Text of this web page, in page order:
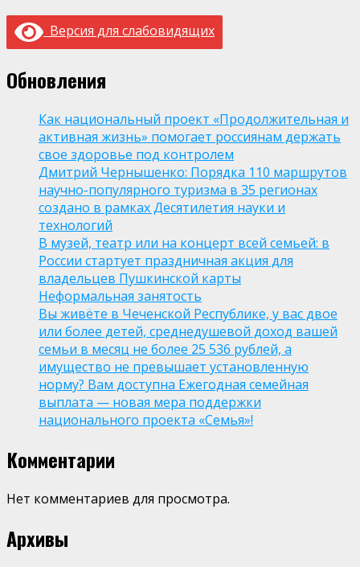
Версия для слабовидящих
Обновления
Как национальный проект «Продолжительная и
активная жизнь» помогает россиянам держать
свое здоровье под контролем
Дмитрий Чернышенко: Порядка 110 маршрутов
научно-популярного туризма в 35 регионах
создано в рамках Десятилетия науки и
технологий
В музей, театр или на концерт всей семьей: в
России стартует праздничная акция для
владельцев Пушкинской карты
Неформальная занятость
Вы живёте в Чеченской Республике, у вас двое
или более детей, среднедушевой доход вашей
семьи в месяц не более 25 536 рублей, а
имущество не превышает установленную
норму? Вам доступна Ежегодная семейная
выплата — новая мера поддержки
национального проекта «Семья»!
Комментарии
Нет комментариев для просмотра.
Архивы